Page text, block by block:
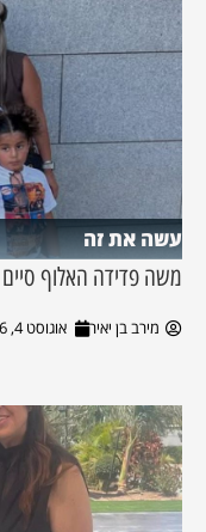
עשה את זה
משה פדידה האלוף
מירב בן יאיר אוגוסט 4, 2026